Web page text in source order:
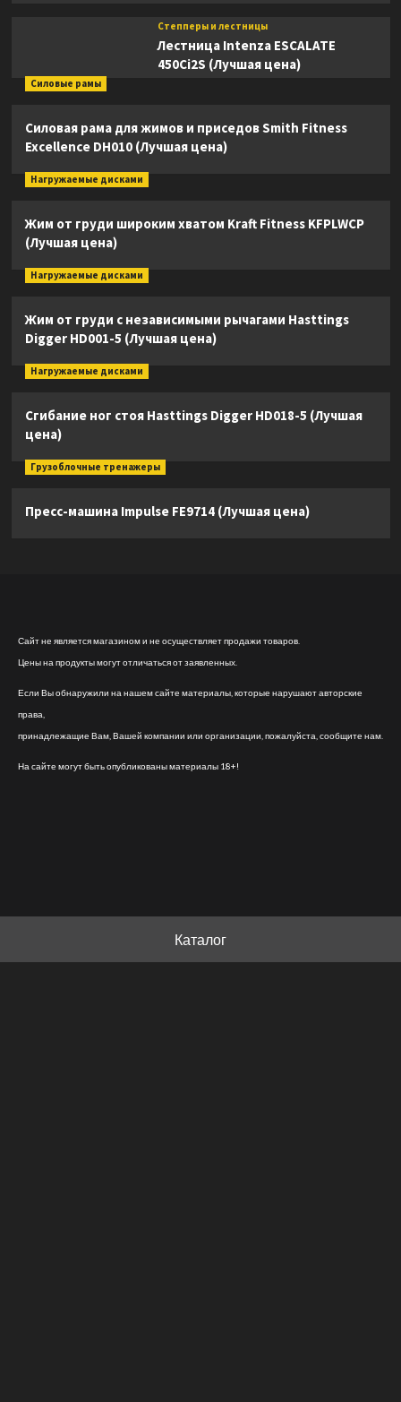
Степперы и лестницы
Лестница Intenza ESCALATE
450Ci2S (Лучшая цена)
Силовые рамы
Силовая рама для жимов и приседов Smith Fitness
Excellence DH010 (Лучшая цена)
Нагружаемые дисками
Жим от груди широким хватом Kraft Fitness KFPLWCP
(Лучшая цена)
Нагружаемые дисками
Жим от груди с независимыми рычагами Hasttings
Digger HD001-5 (Лучшая цена)
Нагружаемые дисками
Сгибание ног стоя Hasttings Digger HD018-5 (Лучшая
цена)
Грузоблочные тренажеры
Пресс-машина Impulse FE9714 (Лучшая цена)
Сайт не является магазином и не осуществляет продажи товаров.
Цены на продукты могут отличаться от заявленных.
Если Вы обнаружили на нашем сайте материалы, которые нарушают авторские
права,
принадлежащие Вам, Вашей компании или организации, пожалуйста, сообщите нам.
На сайте могут быть опубликованы материалы 18+!
Каталог